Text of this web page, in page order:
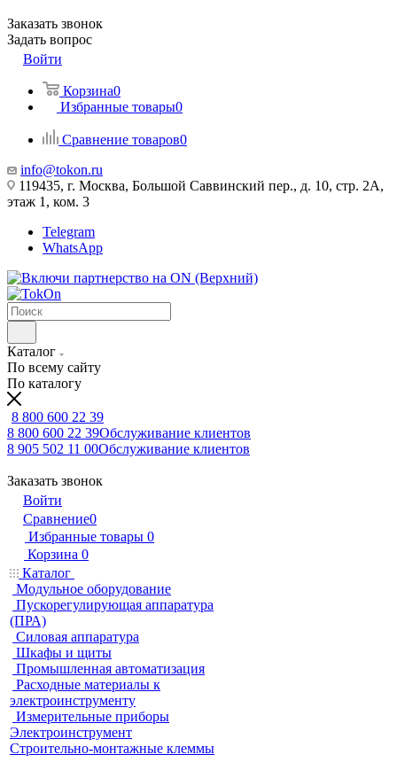
Заказать звонок
Задать вопрос
Войти
Корзина0
Избранные товары0
Сравнение товаров0
info@tokon.ru
119435, г. Москва, Большой Саввинский пер., д. 10, стр. 2А,
этаж 1, ком. 3
Telegram
WhatsApp
Каталог
По всему сайту
По каталогу
8 800 600 22 39
8 800 600 22 39Обслуживание клиентов
8 905 502 11 00Обслуживание клиентов
Заказать звонок
Войти
Сравнение0
Избранные товары 0
Корзина 0
Каталог
Модульное оборудование
Пускорегулирующая аппаратура
(ПРА)
Силовая аппаратура
Шкафы и щиты
Промышленная автоматизация
Расходные материалы к
электроинструменту
Измерительные приборы
Электроинструмент
Строительно-монтажные клеммы